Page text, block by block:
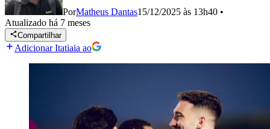
PorMatheus Dantas15/12/2025 às 13h40 •
Atualizado há 7 meses
Compartilhar
Adicionar Itatiaia ao